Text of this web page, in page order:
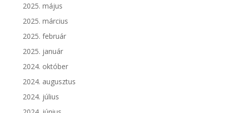
2025. május
2025. március
2025. február
2025. január
2024. október
2024. augusztus
2024. július